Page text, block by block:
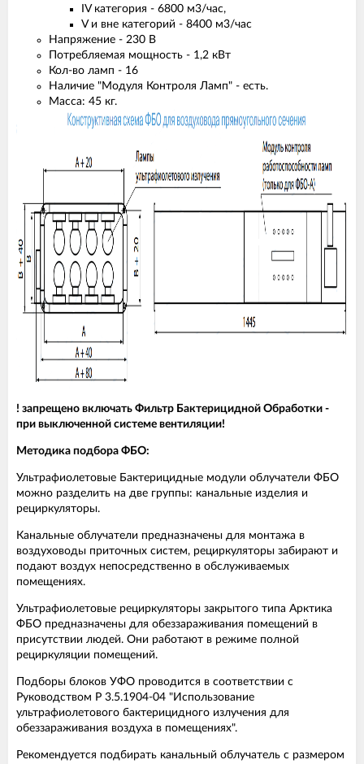
IV категория - 6800 м3/час,
V и вне категорий - 8400 м3/час
Напряжение - 230 B
Потребляемая мощность - 1,2 кВт
Кол-во ламп - 16
Наличие "Модуля Контроля Ламп" - есть.
Масса: 45 кг.
! запрещено включать Фильтр Бактерицидной Обработки -
при выключенной системе вентиляции!
Методика подбора ФБО:
Ультрафиолетовые Бактерицидные модули облучатели ФБО
можно разделить на две группы: канальные изделия и
рециркуляторы.
Канальные облучатели предназначены для монтажа в
воздуховоды приточных систем, рециркуляторы забирают и
подают воздух непосредственно в обслуживаемых
помещениях.
Ультрафиолетовые рециркуляторы закрытого типа Арктика
ФБО предназначены для обеззараживания помещений в
присутствии людей. Они работают в режиме полной
рециркуляции помещений.
Подборы блоков УФО проводится в соответствии с
Руководством Р 3.5.1904-04 "Использование
ультрафиолетового бактерицидного излучения для
обеззараживания воздуха в помещениях".
Рекомендуется подбирать канальный облучатель с размером